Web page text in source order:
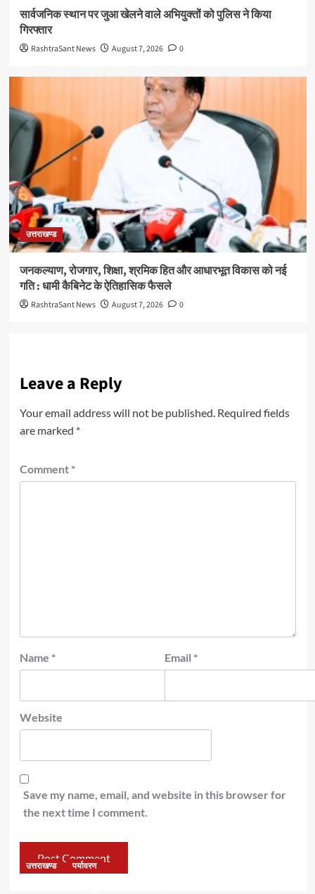
सार्वजनिक स्थान पर जुआ खेलने वाले अभियुक्तों को पुलिस ने किया
गिरफ्तार
RashtraSant News August 7, 2026 0
उत्तराखण्ड
जनकल्याण, रोजगार, शिक्षा, श्रमिक हित और आधारभूत विकास को नई
गति : धामी कैबिनेट के ऐतिहासिक फैसले
RashtraSant News August 7, 2026 0
Leave a Reply
Your email address will not be published. Required fields
are marked *
Comment *
Name * Email *
Website
Save my name, email, and website in this browser for
the next time I comment.
उत्तराखण्ड पर्यावरण